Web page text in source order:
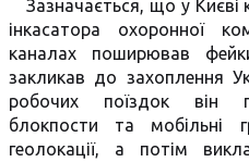
Зазначається, що у Києві
інкасатора охоронної
каналах поширював
закликав до захоплення
робочих поїздок він
блокпости та мобільні
геолокації, а потім